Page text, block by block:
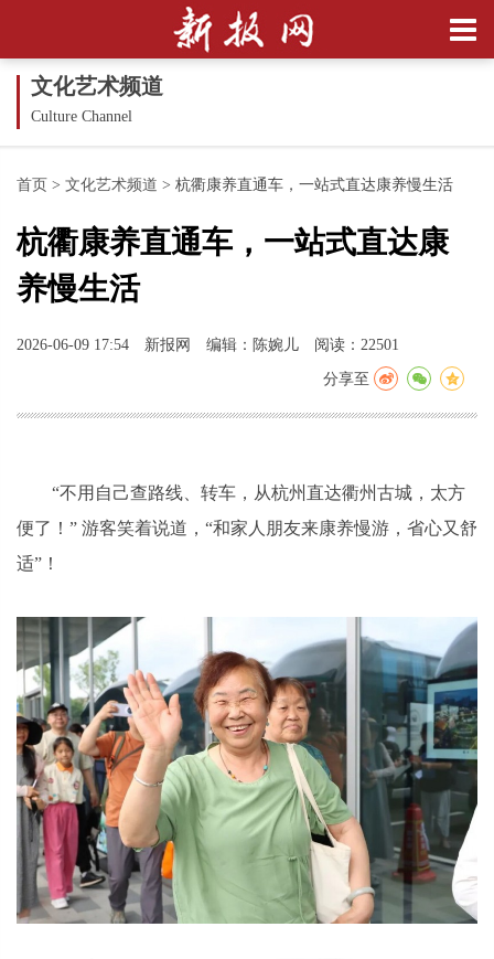
文化艺术频道
Culture Channel
首页 > 文化艺术频道 > 杭衢康养直通车，一站式直达康养慢生活
杭衢康养直通车，一站式直达康
养慢生活
2026-06-09 17:54 新报网 编辑：陈婉儿 阅读：22501
分享至
“不用自己查路线、转车，从杭州直达衢州古城，太方
便了！” 游客笑着说道，“和家人朋友来康养慢游，省心又舒
适”！